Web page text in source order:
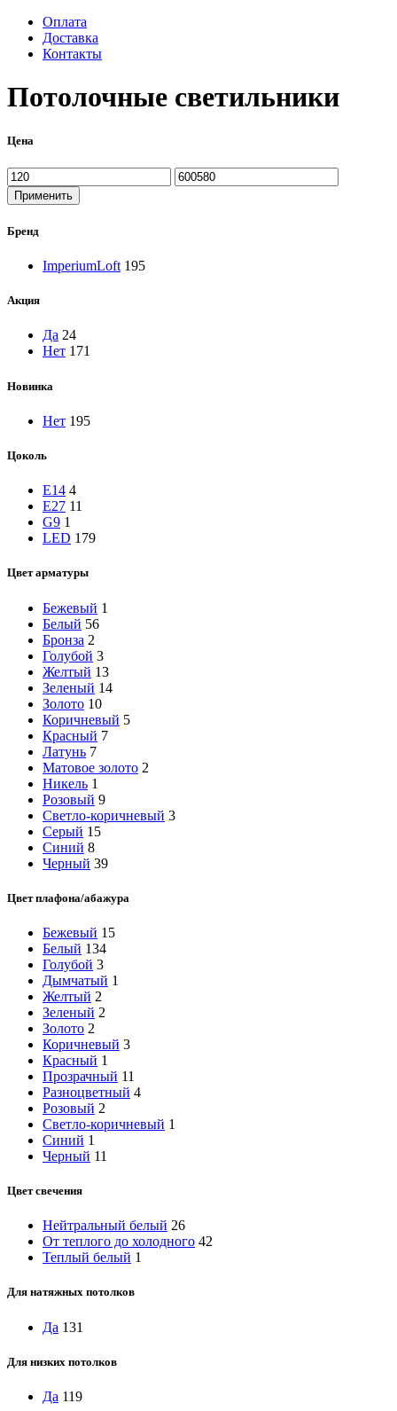
Оплата
Доставка
Контакты
Потолочные светильники
Цена
Минимальная
цена
Максимальная
цена
Применить
Бренд
ImperiumLoft 195
Акция
Да 24
Нет 171
Новинка
Нет 195
Цоколь
E14 4
E27 11
G9 1
LED 179
Цвет арматуры
Бежевый 1
Белый 56
Бронза 2
Голубой 3
Желтый 13
Зеленый 14
Золото 10
Коричневый 5
Красный 7
Латунь 7
Матовое золото 2
Никель 1
Розовый 9
Светло-коричневый 3
Серый 15
Синий 8
Черный 39
Цвет плафона/абажура
Бежевый 15
Белый 134
Голубой 3
Дымчатый 1
Желтый 2
Зеленый 2
Золото 2
Коричневый 3
Красный 1
Прозрачный 11
Разноцветный 4
Розовый 2
Светло-коричневый 1
Синий 1
Черный 11
Цвет свечения
Нейтральный белый 26
От теплого до холодного 42
Теплый белый 1
Для натяжных потолков
Да 131
Для низких потолков
Да 119